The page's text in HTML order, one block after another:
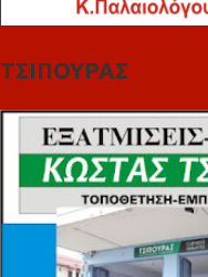
ΤΣΙΠΟΥΡΑΣ